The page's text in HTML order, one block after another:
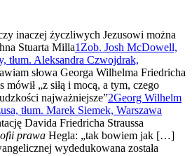
inaczej życzliwych Jezusowi można
Stuarta Milla1 Zob. Josh McDowell,
tłum. Aleksandra Czwojdrak,
słowa Georga Wilhelma Friedricha
mówił „z siłą i mocą, a tym, czego
najważniejsze”2Georg Wilhelm
tłum. Marek Siemek, Warszawa
Davida Friedricha Straussa
prawa Hegla: „tak bowiem jak […]
wydedukowana została